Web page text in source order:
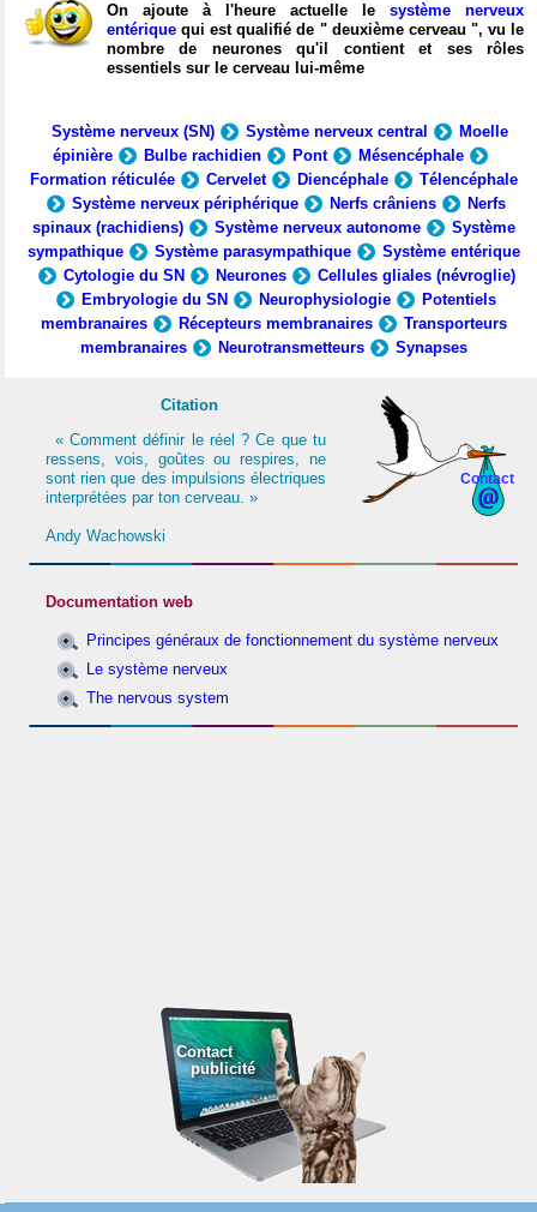
On ajoute à l'heure actuelle le système nerveux
entérique qui est qualifié de " deuxième cerveau ", vu le
nombre de neurones qu'il contient et ses rôles
essentiels sur le cerveau lui-même
Système nerveux (SN) Système nerveux central
Moelle
épinière
Bulbe rachidien Pont
Mésencéphale
Formation réticulée
Cervelet Diencéphale
Télencéphale
Système nerveux périphérique
Nerfs crâniens
Nerfs
spinaux (rachidiens)
Système nerveux autonome
Système
sympathique
Système parasympathique
Système entérique
Cytologie du SN
Neurones
Cellules gliales (névroglie)
Embryologie du SN
Neurophysiologie
Potentiels
membranaires
Récepteurs membranaires
Transporteurs
membranaires
Neurotransmetteurs Synapses
Contact
Citation
« Comment définir le réel ? Ce que tu
ressens, vois, goûtes ou respires, ne
sont rien que des impulsions électriques
interprétées par ton cerveau. »
Andy Wachowski
Documentation web
Principes généraux de fonctionnement du système nerveux
Le système nerveux
The nervous system
Contact
publicité